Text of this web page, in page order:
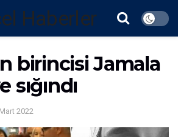
birincisi Jamala
sığındı
2022